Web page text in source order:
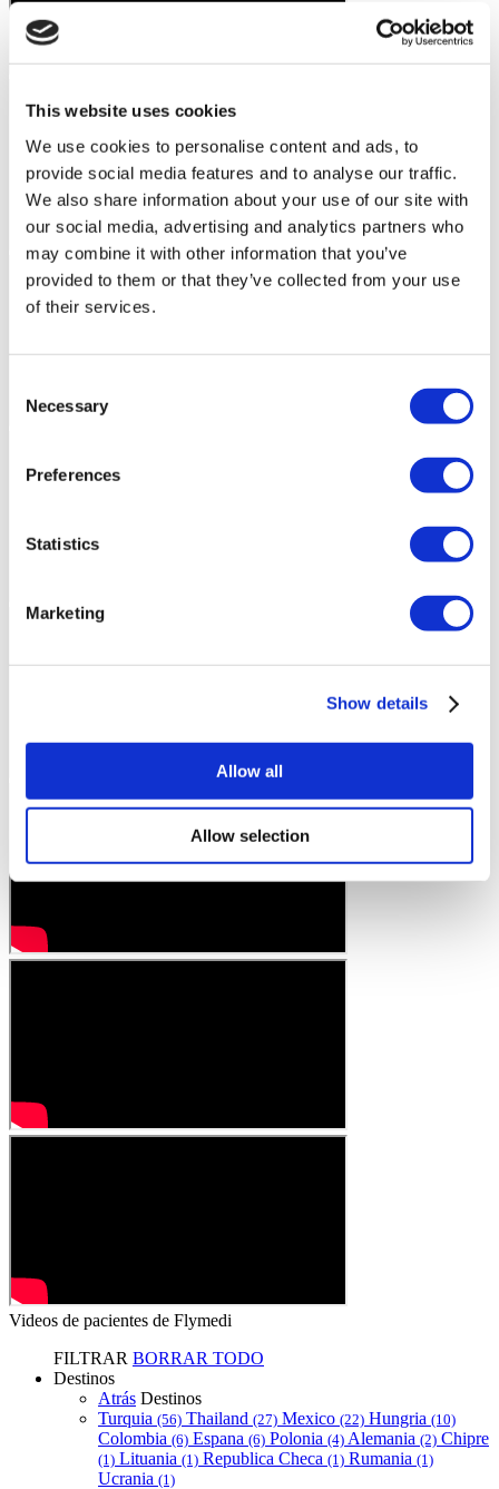
This website uses cookies
We use cookies to personalise content and ads, to
provide social media features and to analyse our traffic.
We also share information about your use of our site with
our social media, advertising and analytics partners who
may combine it with other information that you’ve
provided to them or that they’ve collected from your use
of their services.
Selection
Necessary
Preferences
Statistics
Marketing
Show details
Allow all
Allow selection
Videos de pacientes de Flymedi
FILTRAR BORRAR TODO
Destinos
Atrás Destinos
Turquia (56) Thailand (27) Mexico (22) Hungria (10)
Colombia (6) Espana (6) Polonia (4) Alemania (2) Chipre
(1) Lituania (1) Republica Checa (1) Rumania (1)
Ucrania (1)